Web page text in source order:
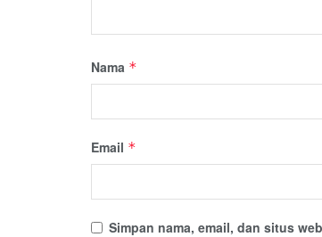
Nama *
Email *
Simpan nama, email, dan situs